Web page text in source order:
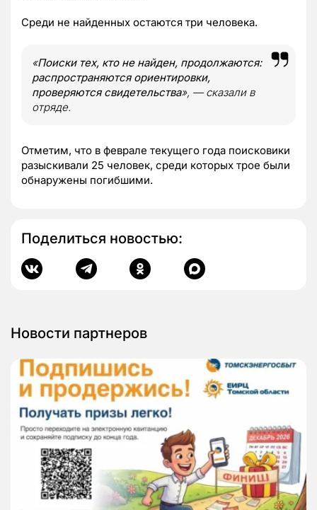
Среди не найденных остаются три человека.
«Поиски тех, кто не найден, продолжаются:
распространяются ориентировки,
проверяются свидетельства», — сказали в
отряде.
Отметим, что в феврале текущего года поисковики
разыскивали 25 человек, среди которых трое были
обнаружены погибшими.
Поделиться новостью:
Новости партнеров